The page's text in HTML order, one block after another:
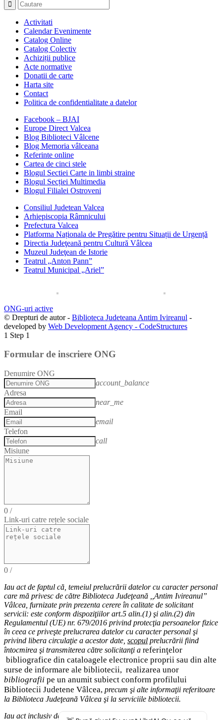
Activitati
Calendar Evenimente
Catalog Online
Catalog Colectiv
Achiziții publice
Acte normative
Donatii de carte
Harta site
Contact
Politica de confidentialitate a datelor
Facebook – BJAI
Europe Direct Valcea
Blog Biblioteci Vâlcene
Blog Memoria vâlceana
Referinte online
Cartea de cinci stele
Blogul Sectiei Carte in limbi straine
Blogul Secției Multimedia
Blogul Filialei Ostroveni
Consiliul Judetean Valcea
Arhiepiscopia Râmnicului
Prefectura Valcea
Platforma Naționala de Pregătire pentru Situații de Urgență
Directia Judeţeană pentru Cultură Vâlcea
Muzeul Judeţean de Istorie
Teatrul „Anton Pann”
Teatrul Municipal „Ariel”
ONG-uri active
© Drepturi de autor - Biblioteca Judeteana Antim Ivireanul -
developed by Web Development Agency - CodeStructures
1 Step 1
Formular de inscriere ONG
Denumire ONG
account_balance
Adresa
near_me
Email
email
Telefon
call
Misiune
0 /
Link-uri catre rețele sociale
0 /
Iau act de faptul că, temeiul prelucrării datelor cu caracter personal
care mă privesc de către Biblioteca Judeţeană ,,Antim Ivireanul”
Vâlcea, furnizate prin prezenta cerere în calitate de solicitant
servicii: este conform dispoziţiilor art.5 alin.(1) şi alin.(2) din
Regulamentul (UE) nr. 679/2016 privind protecţia persoanelor fizice
în ceea ce priveşte prelucrarea datelor cu caracter personal şi
privind libera circulaţie a acestor date scopul prelucrării fiind
întocmirea şi transmiterea către solicitanţi a referinţelor
bibliografice din cataloagele electronice proprii sau din alte
surse de informare ale bibliotecii, realizarea unor
bibliografii pe un anumit subiect conform profilului
Bibliotecii Judetene Vâlcea, precum şi alte informaţii referitoare
la Biblioteca Judeţeană Vâlcea şi la serviciile bibliotecii.
Iau act inclusiv de drepturile pe care le am (